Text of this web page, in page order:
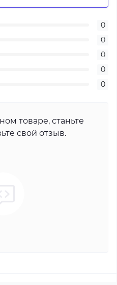
0
0
0
0
0
товаре, станьте
свой отзыв.